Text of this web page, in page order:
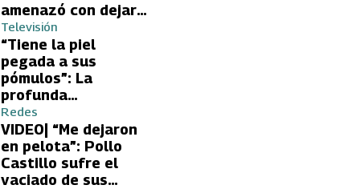
amenazó con dejar
Volverías con tu Ex
tras encontrón con
Carmen Gloria
Arroyo
Televisión
“Tiene la piel
pegada a sus
pómulos”: La
profunda
preocupación de
Fran García-
Huidobro por la
extrema delgadez
de Kathy Orellana
Redes
VIDEO| “Me dejaron
en pelota”: Pollo
Castillo sufre el
vaciado de sus